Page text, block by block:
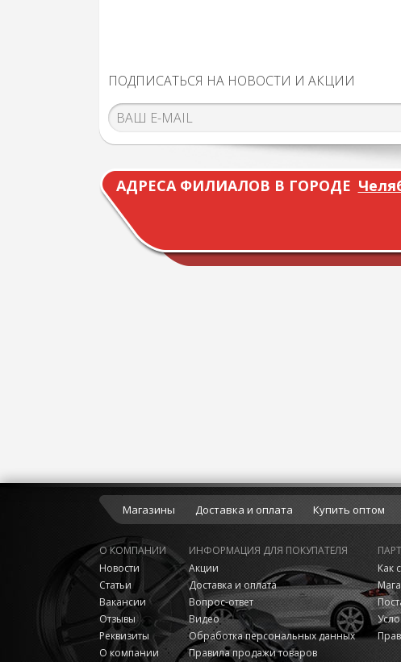
ПОДПИСАТЬСЯ НА НОВОСТИ И АКЦИИ
АДРЕСА ФИЛИАЛОВ В ГОРОДЕ
Магазины Доставка и оплата Купить оптом
О КОМПАНИИ
Новости
Статьи
Вакансии
Отзывы
Реквизиты
О компании
ИНФОРМАЦИЯ ДЛЯ ПОКУПАТЕЛЯ
Акции
Доставка и оплата
Вопрос-ответ
Видео
Обработка персональных данных
Правила продажи товаров
Как